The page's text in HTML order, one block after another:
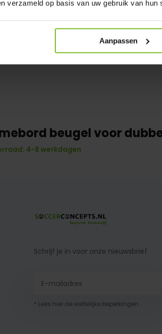
verzameld op basis van uw gebruik van hun
Aanpassen
beugel voor
4-8 werkdagen
Schrijf je in voor onze nieuwsbrief
* Lees hier de wettelijke beperkingen